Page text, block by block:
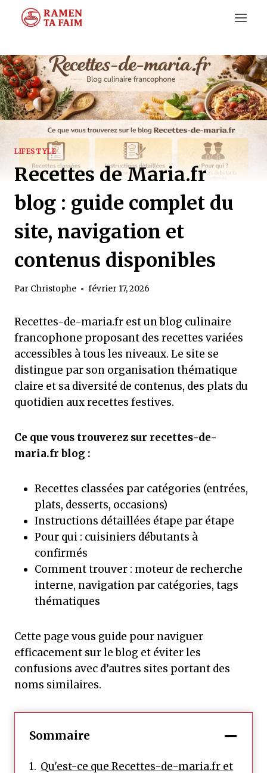
LIFESTYLE
Recettes de Maria.fr
blog : guide complet du
site, navigation et
contenus disponibles
Par Christophe février 17, 2026
Recettes-de-maria.fr est un blog culinaire
francophone proposant des recettes variées
accessibles à tous les niveaux. Le site se
distingue par son organisation thématique
claire et sa diversité de contenus, des plats du
quotidien aux recettes festives.
Ce que vous trouverez sur recettes-de-
maria.fr blog :
Recettes classées par catégories (entrées,
plats, desserts, occasions)
Instructions détaillées étape par étape
Pour qui : cuisiniers débutants à
confirmés
Comment trouver : moteur de recherche
interne, navigation par catégories, tags
thématiques
Cette page vous guide pour naviguer
efficacement sur le blog et éviter les
confusions avec d’autres sites portant des
noms similaires.
Sommaire
Qu'est-ce que Recettes-de-maria.fr et